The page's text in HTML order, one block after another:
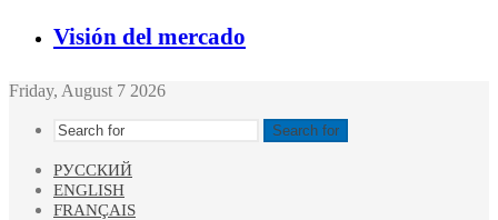
Visión del mercado
Friday, August 7 2026
Search for
РУССКИЙ
ENGLISH
FRANÇAIS